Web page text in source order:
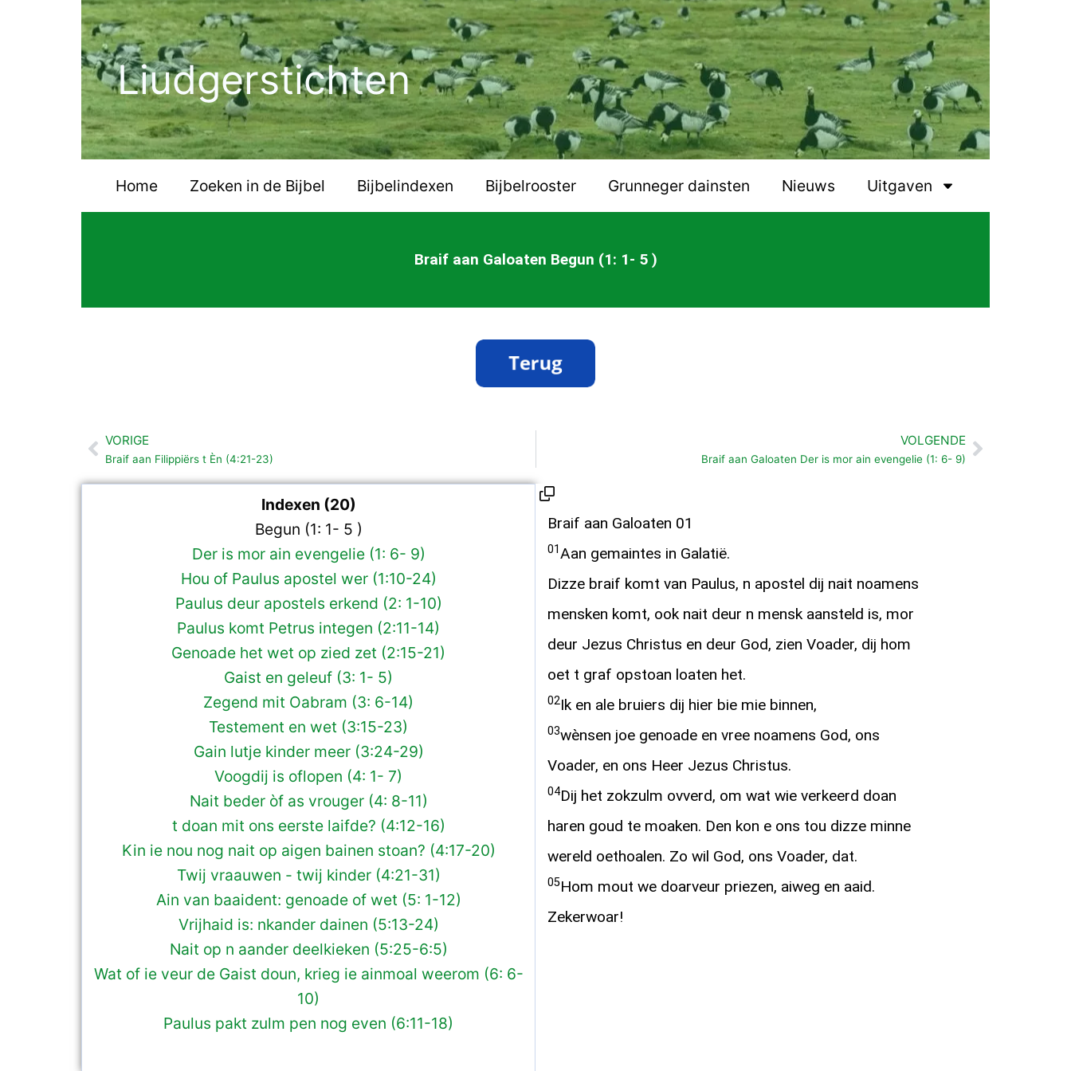
Liudgerstichten
Home Zoeken in de Bijbel Bijbelindexen Bijbelrooster Grunneger dainsten Nieuws Uitgaven
Braif aan Galoaten Begun (1: 1- 5 )
Vorige
VORIGE
Braif aan Filippiërs t Èn (4:21-23)
VOLGENDE
Braif aan Galoaten Der is mor ain evengelie (1: 6- 9)Volgende
Indexen (20)
Begun (1: 1- 5 )
Der is mor ain evengelie (1: 6- 9)
Hou of Paulus apostel wer (1:10-24)
Paulus deur apostels erkend (2: 1-10)
Paulus komt Petrus integen (2:11-14)
Genoade het wet op zied zet (2:15-21)
Gaist en geleuf (3: 1- 5)
Zegend mit Oabram (3: 6-14)
Testement en wet (3:15-23)
Gain lutje kinder meer (3:24-29)
Voogdij is oflopen (4: 1- 7)
Nait beder òf as vrouger (4: 8-11)
t doan mit ons eerste laifde? (4:12-16)
Kin ie nou nog nait op aigen bainen stoan? (4:17-20)
Twij vraauwen - twij kinder (4:21-31)
Ain van baaident: genoade of wet (5: 1-12)
Vrijhaid is: nkander dainen (5:13-24)
Nait op n aander deelkieken (5:25-6:5)
Wat of ie veur de Gaist doun, krieg ie ainmoal weerom (6: 6-
10)
Paulus pakt zulm pen nog even (6:11-18)
Braif aan Galoaten 01
01Aan gemaintes in Galatië.
Dizze braif komt van Paulus, n apostel dij nait noamens
mensken komt, ook nait deur n mensk aansteld is, mor
deur Jezus Christus en deur God, zien Voader, dij hom
oet t graf opstoan loaten het.
02Ik en ale bruiers dij hier bie mie binnen,
03wènsen joe genoade en vree noamens God, ons
Voader, en ons Heer Jezus Christus.
04Dij het zokzulm ovverd, om wat wie verkeerd doan
haren goud te moaken. Den kon e ons tou dizze minne
wereld oethoalen. Zo wil God, ons Voader, dat.
05Hom mout we doarveur priezen, aiweg en aaid.
Zekerwoar!